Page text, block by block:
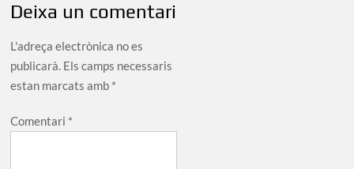
Deixa un comentari
L'adreça electrònica no es
publicarà. Els camps necessaris
estan marcats amb *
Comentari *